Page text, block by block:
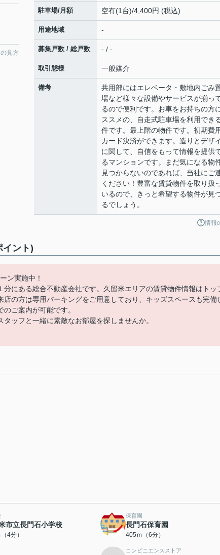
見方
駐車場/月額 空有(1台)/4,400円 (税込)
用途地域 -
募集戸数 / 総戸数 - / -
取引態様 一般媒介
備考
共用部にはエレベータ・敷地内ごみ
場など様々な設備やサービスが揃っ
るので便利です。お車をお持ちの方
ススメの、自走式駐車場を利用でき
件です。最上階の物件です。初期費
カード決済ができます。造りとデザ
に関して、自信をもって情報を提供
るマンションです。まだ気になる物
見つからないのであれば、当社にご
ください！豊富な賃貸物件を取り扱
いるので、きっと希望する物件が見
るでしょう。
情報
イント)
ン実施中！
にある総合不動産会社です。久留米エリアの賃貸物件情報はトッ
の方は専用パーキングをご用意しており、キッズスペースも完備
ご案内が可能です。
ッフと一緒に素敵なお部屋を探しませんか。
市立長門石小学校
4分）
保育園
長門石保育園
405ｍ（6分）
コンビニエンスストア